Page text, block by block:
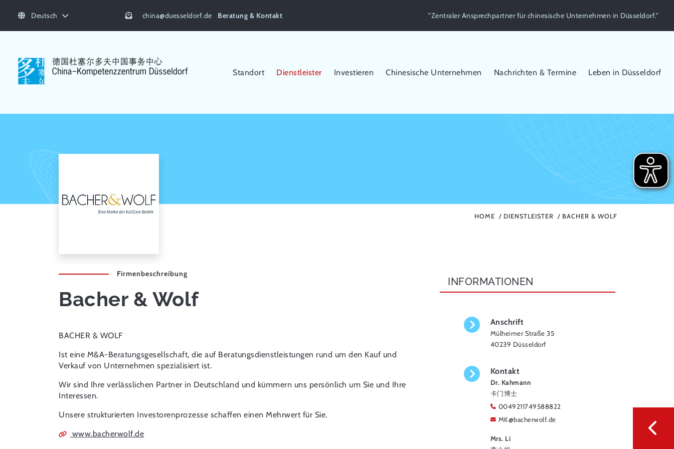
Deutsch china@duesseldorf.de Beratung & Kontakt "Zentraler Ansprechpartner für chinesische Unternehmen in Düsseldorf."
Standort Dienstleister Investieren Chinesische Unternehmen Nachrichten & Termine Leben in Düsseldorf
HOME DIENSTLEISTER BACHER & WOLF
Firmenbeschreibung
Bacher & Wolf
BACHER & WOLF
Ist eine M&A-Beratungsgesellschaft, die auf Beratungsdienstleistungen rund um den Kauf und
Verkauf von Unternehmen spezialisiert ist.
Wir sind Ihre verlässlichen Partner in Deutschland und kümmern uns persönlich um Sie und Ihre
Interessen.
Unsere strukturierten Investorenprozesse schaffen einen Mehrwert für Sie.
www.bacherwolf.de
INFORMATIONEN
Anschrift
Mülheimer Straße 35
40239 Düsseldorf
Kontakt
Dr. Kahmann
卡门博士
0049211749588822
MK@bacherwolf.de
Mrs. Li